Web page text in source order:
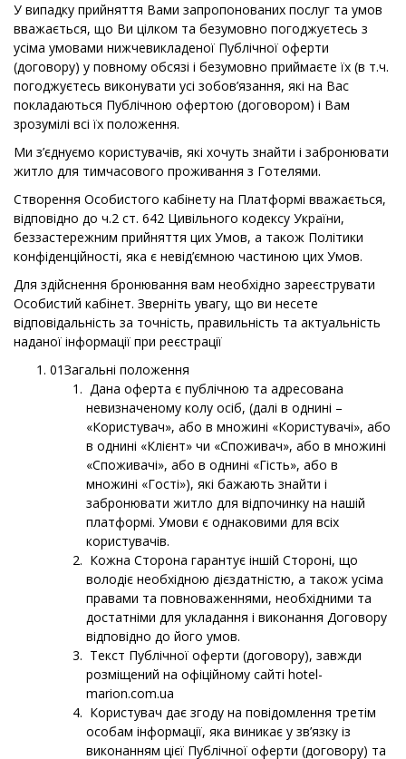
У випадку прийняття Вами запропонованих послуг та умов
вважається, що Ви цілком та безумовно погоджуєтесь з
усіма умовами нижчевикладеної Публічної оферти
(договору) у повному обсязі і безумовно приймаєте їх (в т.ч.
погоджуєтесь виконувати усі зобов’язання, які на Вас
покладаються Публічною офертою (договором) і Вам
зрозумілі всі їх положення.
Ми з’єднуємо користувачів, які хочуть знайти і забронювати
житло для тимчасового проживання з Готелями.
Створення Особистого кабінету на Платформі вважається,
відповідно до ч.2 ст. 642 Цивільного кодексу України,
беззастережним прийняття цих Умов, а також Політики
конфіденційності, яка є невід’ємною частиною цих Умов.
Для здійснення бронювання вам необхідно зареєструвати
Особистий кабінет. Зверніть увагу, що ви несете
відповідальність за точність, правильність та актуальність
наданої інформації при реєстрації
01Загальні положення
Дана оферта є публічною та адресована
невизначеному колу осіб, (далі в однині –
«Користувач», або в множині «Користувачі», або
в однині «Клієнт» чи «Споживач», або в множині
«Споживачі», або в однині «Гість», або в
множині «Гості»), які бажають знайти і
забронювати житло для відпочинку на нашій
платформі. Умови є однаковими для всіх
користувачів.
Кожна Сторона гарантує іншій Стороні, що
володіє необхідною дієздатністю, а також усіма
правами та повноваженнями, необхідними та
достатніми для укладання і виконання Договору
відповідно до його умов.
Текст Публічної оферти (договору), завжди
розміщений на офіційному сайті hotel-
marion.com.ua
Користувач дає згоду на повідомлення третім
особам інформації, яка виникає у зв’язку із
виконанням цієї Публічної оферти (договору) та